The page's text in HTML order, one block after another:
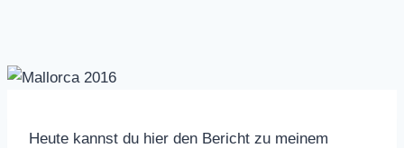
Heute kannst du hier den Bericht zu meinem